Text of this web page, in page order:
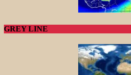
GREY LINE